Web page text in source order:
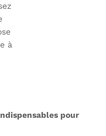
à
pour